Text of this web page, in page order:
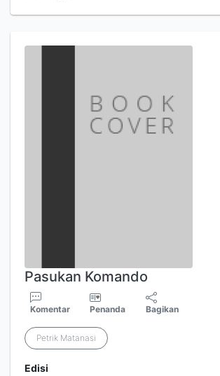
Pasukan Komando
Komentar Penanda Bagikan
Petrik Matanasi
Edisi